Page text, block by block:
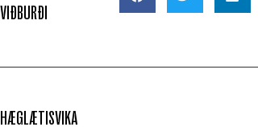
VIÐBURÐI
HÆGLÆTISVIKA